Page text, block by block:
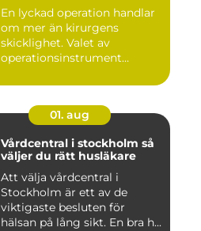
En lyckad operation handlar
om mer än kirurgens
skicklighet. Valet av
operationsinstrument
01. aug
Vårdcentral i stockholm så
väljer du rätt husläkare
Att välja vårdcentral i
Stockholm är ett av de
viktigaste besluten för
hälsan på lång sikt. En bra h...